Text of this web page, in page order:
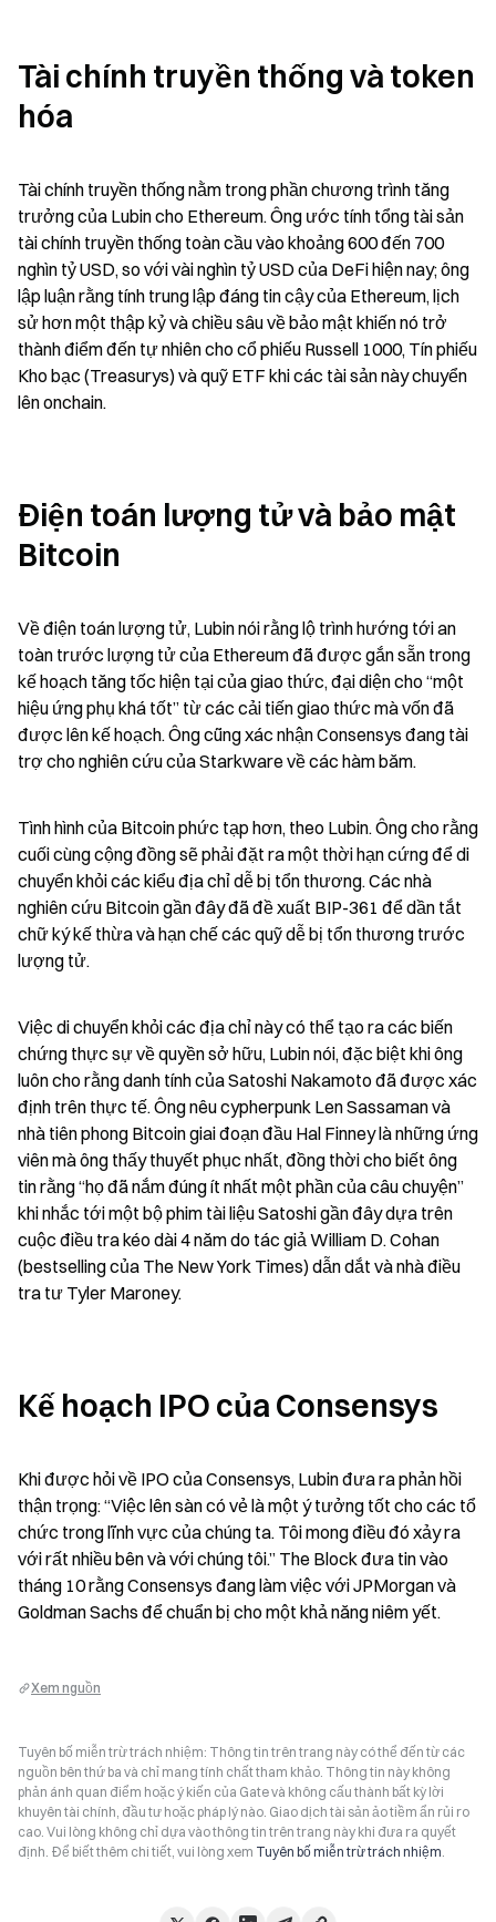
Tài chính truyền thống và token
hóa
Tài chính truyền thống nằm trong phần chương trình tăng
trưởng của Lubin cho Ethereum. Ông ước tính tổng tài sản
tài chính truyền thống toàn cầu vào khoảng 600 đến 700
nghìn tỷ USD, so với vài nghìn tỷ USD của DeFi hiện nay; ông
lập luận rằng tính trung lập đáng tin cậy của Ethereum, lịch
sử hơn một thập kỷ và chiều sâu về bảo mật khiến nó trở
thành điểm đến tự nhiên cho cổ phiếu Russell 1000, Tín phiếu
Kho bạc (Treasurys) và quỹ ETF khi các tài sản này chuyển
lên onchain.
Điện toán lượng tử và bảo mật
Bitcoin
Về điện toán lượng tử, Lubin nói rằng lộ trình hướng tới an
toàn trước lượng tử của Ethereum đã được gắn sẵn trong
kế hoạch tăng tốc hiện tại của giao thức, đại diện cho “một
hiệu ứng phụ khá tốt” từ các cải tiến giao thức mà vốn đã
được lên kế hoạch. Ông cũng xác nhận Consensys đang tài
trợ cho nghiên cứu của Starkware về các hàm băm.
Tình hình của Bitcoin phức tạp hơn, theo Lubin. Ông cho rằng
cuối cùng cộng đồng sẽ phải đặt ra một thời hạn cứng để di
chuyển khỏi các kiểu địa chỉ dễ bị tổn thương. Các nhà
nghiên cứu Bitcoin gần đây đã đề xuất BIP-361 để dần tắt
chữ ký kế thừa và hạn chế các quỹ dễ bị tổn thương trước
lượng tử.
Việc di chuyển khỏi các địa chỉ này có thể tạo ra các biến
chứng thực sự về quyền sở hữu, Lubin nói, đặc biệt khi ông
luôn cho rằng danh tính của Satoshi Nakamoto đã được xác
định trên thực tế. Ông nêu cypherpunk Len Sassaman và
nhà tiên phong Bitcoin giai đoạn đầu Hal Finney là những ứng
viên mà ông thấy thuyết phục nhất, đồng thời cho biết ông
tin rằng “họ đã nắm đúng ít nhất một phần của câu chuyện”
khi nhắc tới một bộ phim tài liệu Satoshi gần đây dựa trên
cuộc điều tra kéo dài 4 năm do tác giả William D. Cohan
(bestselling của The New York Times) dẫn dắt và nhà điều
tra tư Tyler Maroney.
Kế hoạch IPO của Consensys
Khi được hỏi về IPO của Consensys, Lubin đưa ra phản hồi
thận trọng: “Việc lên sàn có vẻ là một ý tưởng tốt cho các tổ
chức trong lĩnh vực của chúng ta. Tôi mong điều đó xảy ra
với rất nhiều bên và với chúng tôi.” The Block đưa tin vào
tháng 10 rằng Consensys đang làm việc với JPMorgan và
Goldman Sachs để chuẩn bị cho một khả năng niêm yết.
Xem nguồn
Tuyên bố miễn trừ trách nhiệm: Thông tin trên trang này có thể đến từ các
nguồn bên thứ ba và chỉ mang tính chất tham khảo. Thông tin này không
phản ánh quan điểm hoặc ý kiến của Gate và không cấu thành bất kỳ lời
khuyên tài chính, đầu tư hoặc pháp lý nào. Giao dịch tài sản ảo tiềm ẩn rủi ro
cao. Vui lòng không chỉ dựa vào thông tin trên trang này khi đưa ra quyết
định. Để biết thêm chi tiết, vui lòng xem Tuyên bố miễn trừ trách nhiệm.